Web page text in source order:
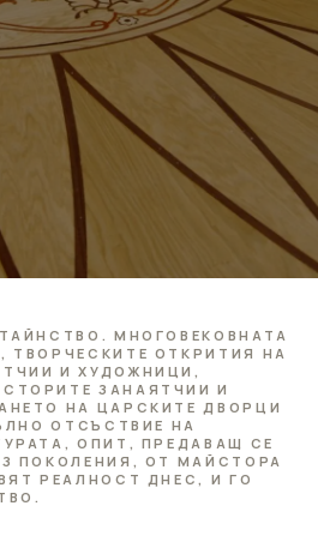
МНОГОВЕКОВНАТА
ТВОРЧЕСКИТЕ ОТКРИТИЯ НА
И ХУДОЖНИЦИ,
ЗАНАЯТЧИИ И
НА ЦАРСКИТЕ ДВОРЦИ
ОТСЪСТВИЕ НА
ОПИТ, ПРЕДАВАЩ СЕ
ПОКОЛЕНИЯ, ОТ МАЙСТОРА
РЕАЛНОСТ ДНЕС, И ГО